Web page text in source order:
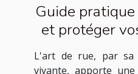
Guide
et protéger
de rue
L'art de rue, par sa
vivante, apporte